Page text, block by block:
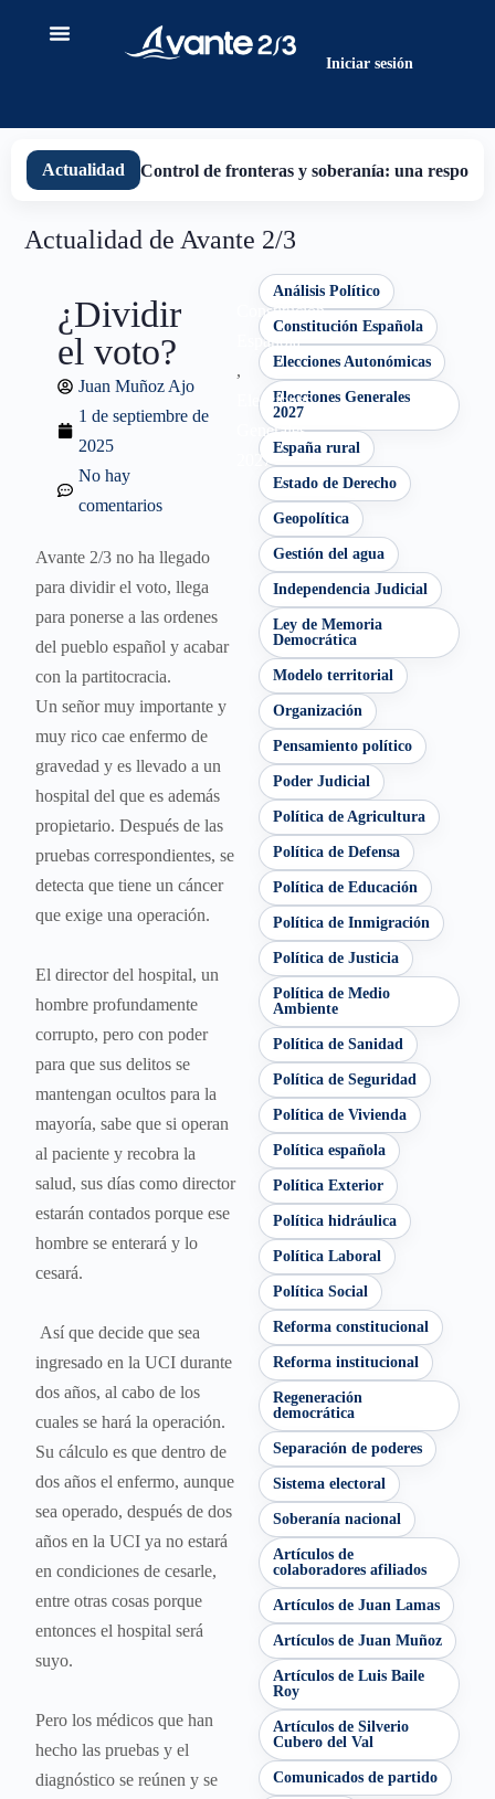
Iniciar sesión
Actualidad Control de fronteras y soberanía: una
Actualidad de Avante 2/3
Análisis Político
Constitución Española
Elecciones Autonómicas
Elecciones Generales
2027
España rural
Estado de Derecho
Geopolítica
Gestión del agua
Independencia Judicial
Ley de Memoria
Democrática
Modelo territorial
Organización
Pensamiento político
Poder Judicial
Política de Agricultura
Política de Defensa
Política de Educación
Política de Inmigración
Política de Justicia
Política de Medio
Ambiente
Política de Sanidad
Política de Seguridad
Política de Vivienda
Política española
Política Exterior
Política hidráulica
Política Laboral
Política Social
Reforma constitucional
Reforma institucional
Regeneración
democrática
Separación de poderes
Sistema electoral
Soberanía nacional
Artículos de
colaboradores afiliados
Artículos de Juan Lamas
Artículos de Juan Muñoz
Artículos de Luis Baile
Roy
Artículos de Silverio
Cubero del Val
Comunicados de partido
¿Dividir
el voto?
Juan Muñoz Ajo
1 de septiembre de
2025
No hay
comentarios
Constitución
Española
,
Elecciones
Generales
2027
Avante 2/3 no ha llegado
para dividir el voto, llega
para ponerse a las ordenes
del pueblo español y acabar
con la partitocracia.
Un señor muy importante y
muy rico cae enfermo de
gravedad y es llevado a un
hospital del que es además
propietario. Después de las
pruebas correspondientes, se
detecta que tiene un cáncer
que exige una operación.
El director del hospital, un
hombre profundamente
corrupto, pero con poder
para que sus delitos se
mantengan ocultos para la
mayoría, sabe que si operan
al paciente y recobra la
salud, sus días como director
estarán contados porque ese
hombre se enterará y lo
cesará.
Así que decide que sea
ingresado en la UCI durante
dos años, al cabo de los
cuales se hará la operación.
Su cálculo es que dentro de
dos años el enfermo, aunque
sea operado, después de dos
años en la UCI ya no estará
en condiciones de cesarle,
entre otras cosas porque
entonces el hospital será
suyo.
Pero los médicos que han
hecho las pruebas y el
diagnóstico se reúnen y se